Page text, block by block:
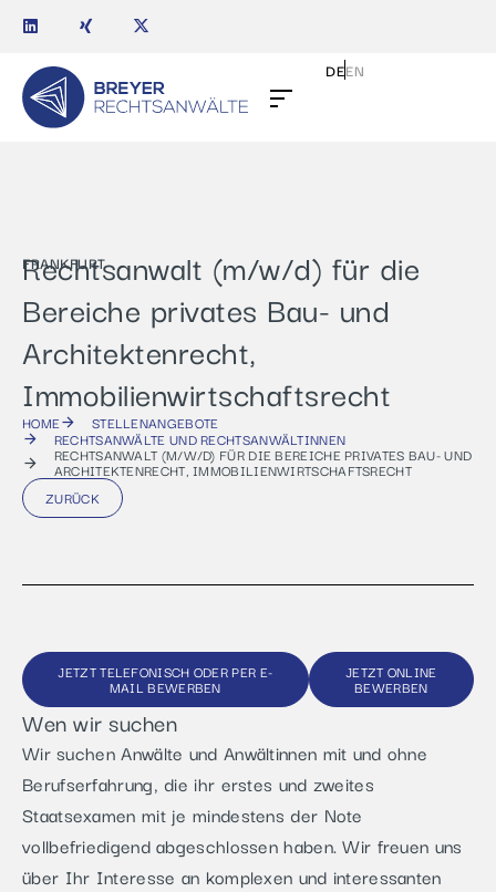
DEEN
FRANKFURT
Rechtsanwalt (m/w/d) für die
Bereiche privates Bau- und
Architektenrecht,
Immobilienwirtschaftsrecht
HOME STELLENANGEBOTE
RECHTSANWÄLTE UND RECHTSANWÄLTINNEN
RECHTSANWALT (M/W/D) FÜR DIE BEREICHE PRIVATES BAU- UND
ARCHITEKTENRECHT, IMMOBILIENWIRTSCHAFTSRECHT
ZURÜCK
JETZT TELEFONISCH ODER PER E-
MAIL BEWERBEN
JETZT ONLINE
BEWERBEN
Wen wir suchen
Wir suchen Anwälte und Anwältinnen mit und ohne
Berufserfahrung, die ihr erstes und zweites
Staatsexamen mit je mindestens der Note
vollbefriedigend abgeschlossen haben. Wir freuen uns
über Ihr Interesse an komplexen und interessanten